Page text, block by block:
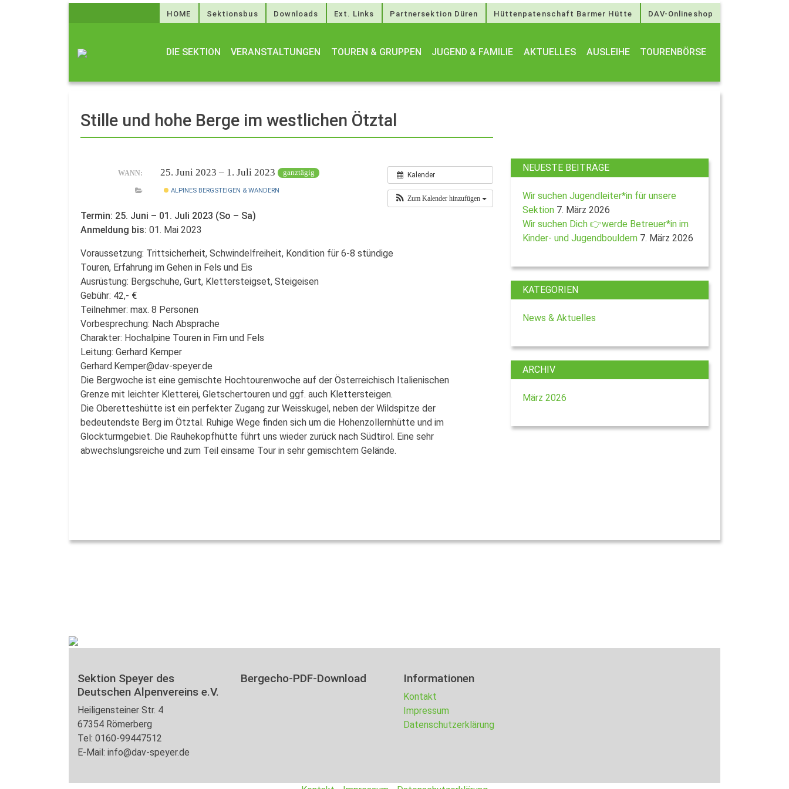
HOME Sektionsbus Downloads Ext. Links Partnersektion Düren Hüttenpatenschaft Barmer Hütte DAV-Onlineshop
DIE SEKTION VERANSTALTUNGEN TOUREN & GRUPPEN JUGEND & FAMILIE AKTUELLES AUSLEIHE TOURENBÖRSE
Stille und hohe Berge im westlichen Ötztal
Kalender
Zum Kalender hinzufügen
WANN: 25. Juni 2023 – 1. Juli 2023 ganztägig
ALPINES BERGSTEIGEN & WANDERN
Termin: 25. Juni – 01. Juli 2023 (So – Sa)
Anmeldung bis: 01. Mai 2023
Voraussetzung: Trittsicherheit, Schwindelfreiheit, Kondition für 6-8 stündige
Touren, Erfahrung im Gehen in Fels und Eis
Ausrüstung: Bergschuhe, Gurt, Klettersteigset, Steigeisen
Gebühr: 42,- €
Teilnehmer: max. 8 Personen
Vorbesprechung: Nach Absprache
Charakter: Hochalpine Touren in Firn und Fels
Leitung: Gerhard Kemper
Gerhard.Kemper@dav-speyer.de
Die Bergwoche ist eine gemischte Hochtourenwoche auf der Österreichisch Italienischen
Grenze mit leichter Kletterei, Gletschertouren und ggf. auch Klettersteigen.
Die Oberetteshütte ist ein perfekter Zugang zur Weisskugel, neben der Wildspitze der
bedeutendste Berg im Ötztal. Ruhige Wege finden sich um die Hohenzollernhütte und im
Glockturmgebiet. Die Rauhekopfhütte führt uns wieder zurück nach Südtirol. Eine sehr
abwechslungsreiche und zum Teil einsame Tour in sehr gemischtem Gelände.
NEUESTE BEITRÄGE
Wir suchen Jugendleiter*in für unsere
Sektion 7. März 2026
Wir suchen Dich 👉werde Betreuer*in im
Kinder- und Jugendbouldern 7. März 2026
KATEGORIEN
News & Aktuelles
ARCHIV
März 2026
Sektion Speyer des
Deutschen Alpenvereins e.V.
Heiligensteiner Str. 4
67354 Römerberg
Tel: 0160-99447512
E-Mail: info@dav-speyer.de
Bergecho-PDF-Download Informationen
Kontakt
Impressum
Datenschutzerklärung